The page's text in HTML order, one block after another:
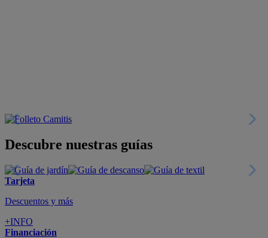
Descubre nuestras guías
Tarjeta
Descuentos y más
+INFO
Financiación